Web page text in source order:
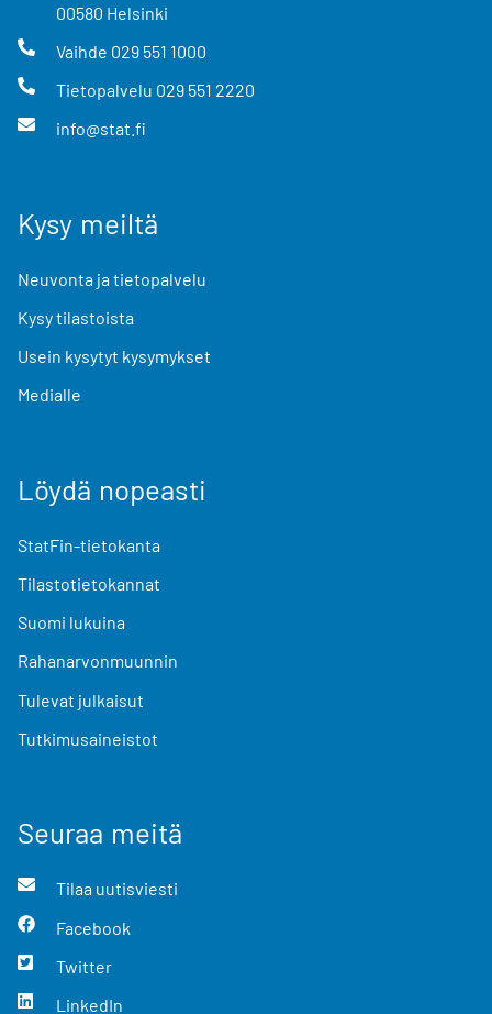
00580 Helsinki
Vaihde 029 551 1000
Tietopalvelu 029 551 2220
info@stat.fi
Kysy meiltä
Neuvonta ja tietopalvelu
Kysy tilastoista
Usein kysytyt kysymykset
Medialle
Löydä nopeasti
StatFin-tietokanta
Tilastotietokannat
Suomi lukuina
Rahanarvonmuunnin
Tulevat julkaisut
Tutkimusaineistot
Seuraa meitä
Tilaa uutisviesti
Facebook
Twitter
LinkedIn